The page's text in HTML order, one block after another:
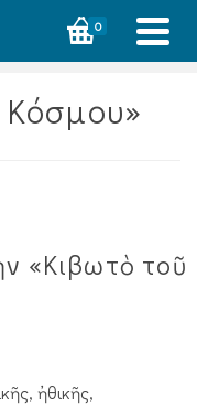
0
«Κιβωτὸ τοῦ
ἠθικῆς,